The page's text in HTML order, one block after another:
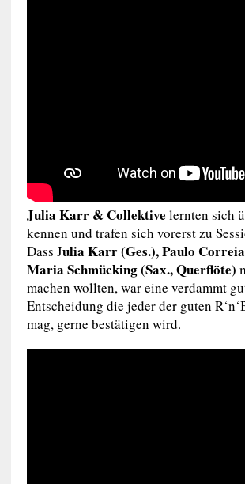
Julia Karr & Collektive lernten sich
kennen und trafen sich vorerst zu
Dass Julia Karr (Ges.), Paulo
Maria Schmücking (Sax., Querflöte)
machen wollten, war eine verdammt
Entscheidung die jeder der guten
mag, gerne bestätigen wird.